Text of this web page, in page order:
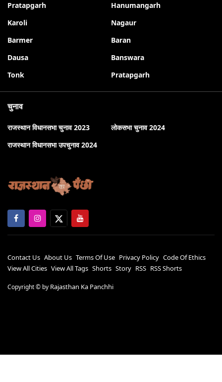
Pratapgarh
Hanumangarh
Karoli
Nagaur
Barmer
Baran
Dausa
Banswara
Tonk
Pratapgarh
चुनाव
राजस्थान विधानसभा चुनाव 2023
लोकसभा चुनाव 2024
राजस्थान विधानसभा उपचुनाव 2024
Contact Us About Us Terms Of Use Privacy Policy Code Of Ethics
View All Cities View All Tags Shorts Story RSS RSS Shorts
Copyright © by Rajasthan Ka Panchhi